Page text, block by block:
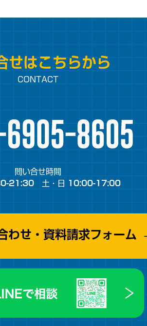
せはこちらから
CONTACT
問い合せ時間
21:30 土・日 10:00-17:00
わせ・ 資料請求フォーム